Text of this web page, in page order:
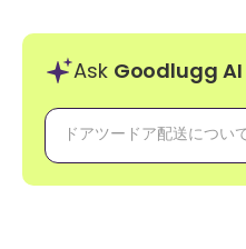
Ask Goodlugg AI